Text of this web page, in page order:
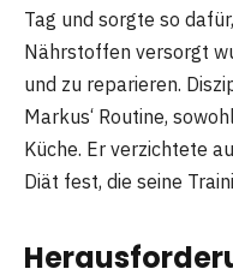
Tag und sorgte so
Nährstoffen versorgt
und zu reparieren.
Markus‘ Routine,
Küche. Er verzichtete
Diät fest, die seine